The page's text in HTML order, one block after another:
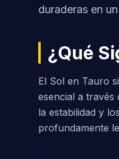
duraderas en
¿Qué
El Sol en Tauro
esencial a través
la estabilidad y
profundamente